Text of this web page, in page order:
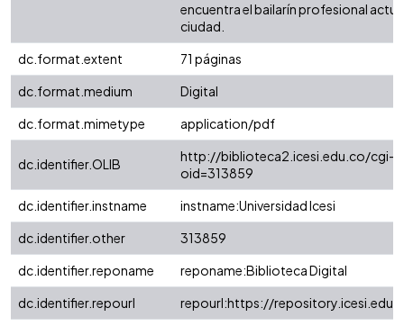
encuentra el bailarín profesional
ciudad.
dc.format.extent
71 páginas
dc.format.medium
Digital
dc.format.mimetype
application/pdf
dc.identifier.OLIB
http://biblioteca2.icesi.edu.co/cgi-
oid=313859
dc.identifier.instname
instname:Universidad Icesi
dc.identifier.other
313859
dc.identifier.reponame
reponame:Biblioteca Digital
dc.identifier.repourl
repourl:https://